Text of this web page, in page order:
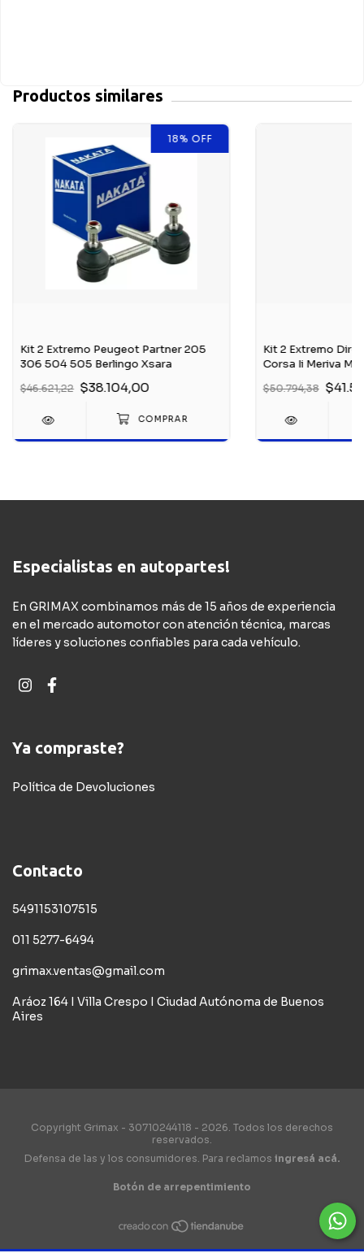
Productos similares
18% OFF
Kit 2 Extremo Peugeot Partner 205
306 504 505 Berlingo Xsara
$46.621,22 $38.104,00
Kit 2 Extremo
Corsa Ii Meriva
$50.794,38
Especialistas en autopartes!
En GRIMAX combinamos más de 15 años de experiencia
en el mercado automotor con atención técnica, marcas
líderes y soluciones confiables para cada vehículo.
Ya compraste?
Política de Devoluciones
Contacto
5491153107515
011 5277-6494
grimax.ventas@gmail.com
Aráoz 164 I Villa Crespo I Ciudad Autónoma de Buenos
Aires
Copyright Grimax - 30710244118 - 2026. Todos los derechos
reservados.
Defensa de las y los consumidores. Para reclamos ingresá acá.
Botón de arrepentimiento